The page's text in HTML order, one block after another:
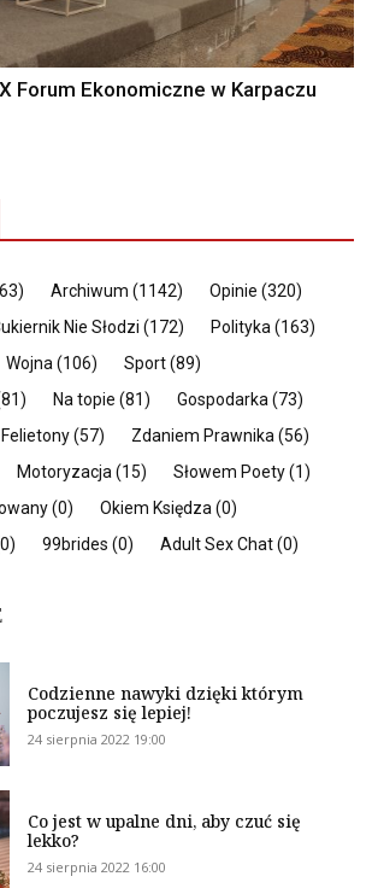
Forum Ekonomiczne w Karpaczu
Archiwum (1142) Opinie (320)
Nie Słodzi (172) Polityka (163)
Wojna (106) Sport(89)
Na topie (81) Gospodarka (73)
Felietony(57) Zdaniem Prawnika (56)
Motoryzacja (15) Słowem Poety(1)
(0) Okiem Księdza (0)
99brides (0) Adult Sex Chat(0)
Codzienne nawyki dzięki którym
poczujesz się lepiej!
24 sierpnia 2022 19:00
Co jest w upalne dni, aby czuć się
lekko?
24 sierpnia 2022 16:00